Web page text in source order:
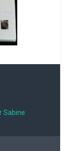
Sabine